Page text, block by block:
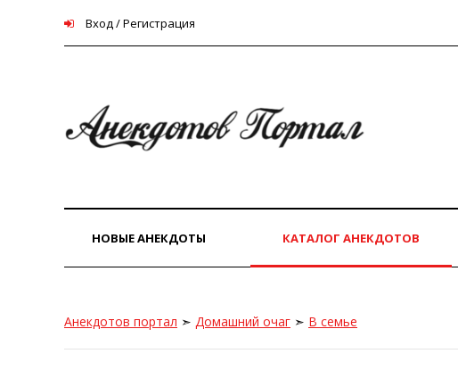
Вход / Регистрация
НОВЫЕ АНЕКДОТЫ КАТАЛОГ АНЕКДОТОВ
Анекдотов портал ➣ Домашний очаг ➣ В семье